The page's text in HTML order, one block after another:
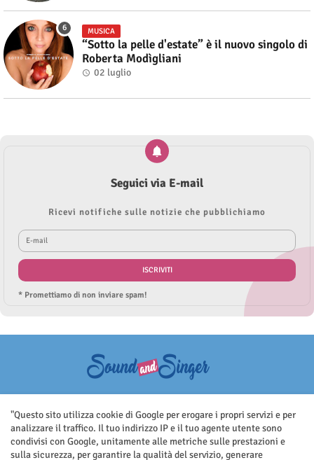
MUSICA
“Sotto la pelle d'estate” è il nuovo singolo di
Roberta Modìgliani
02 luglio
Seguici via E-mail
Ricevi notifiche sulle notizie che pubblichiamo
* Promettiamo di non inviare spam!
aggiornato senza nessuna periodicità. Non può pertanto considerarsi
un prodotto editoriale ai sensi della legge n.62 del 7.03.2001
"Questo sito utilizza cookie di Google per erogare i propri servizi e per
analizzare il traffico. Il tuo indirizzo IP e il tuo agente utente sono
condivisi con Google, unitamente alle metriche sulle prestazioni e
sulla sicurezza, per garantire la qualità del servizio, generare